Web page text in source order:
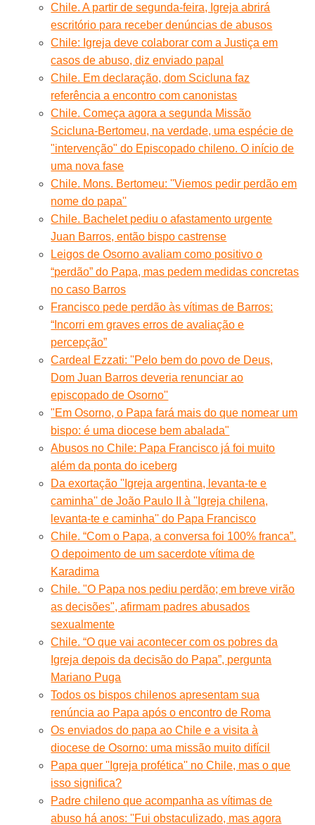
Chile. A partir de segunda-feira, Igreja abrirá
escritório para receber denúncias de abusos
Chile: Igreja deve colaborar com a Justiça em
casos de abuso, diz enviado papal
Chile. Em declaração, dom Scicluna faz
referência a encontro com canonistas
Chile. Começa agora a segunda Missão
Scicluna-Bertomeu, na verdade, uma espécie de
"intervenção" do Episcopado chileno. O início de
uma nova fase
Chile. Mons. Bertomeu: ''Viemos pedir perdão em
nome do papa''
Chile. Bachelet pediu o afastamento urgente
Juan Barros, então bispo castrense
Leigos de Osorno avaliam como positivo o
“perdão” do Papa, mas pedem medidas concretas
no caso Barros
Francisco pede perdão às vítimas de Barros:
“Incorri em graves erros de avaliação e
percepção”
Cardeal Ezzati: ''Pelo bem do povo de Deus,
Dom Juan Barros deveria renunciar ao
episcopado de Osorno''
"Em Osorno, o Papa fará mais do que nomear um
bispo: é uma diocese bem abalada"
Abusos no Chile: Papa Francisco já foi muito
além da ponta do iceberg
Da exortação ''Igreja argentina, levanta-te e
caminha'' de João Paulo II à ''Igreja chilena,
levanta-te e caminha'' do Papa Francisco
Chile. “Com o Papa, a conversa foi 100% franca”.
O depoimento de um sacerdote vítima de
Karadima
Chile. "O Papa nos pediu perdão; em breve virão
as decisões", afirmam padres abusados
sexualmente
Chile. “O que vai acontecer com os pobres da
Igreja depois da decisão do Papa”, pergunta
Mariano Puga
Todos os bispos chilenos apresentam sua
renúncia ao Papa após o encontro de Roma
Os enviados do papa ao Chile e a visita à
diocese de Osorno: uma missão muito difícil
Papa quer ''Igreja profética'' no Chile, mas o que
isso significa?
Padre chileno que acompanha as vítimas de
abuso há anos: ''Fui obstaculizado, mas agora